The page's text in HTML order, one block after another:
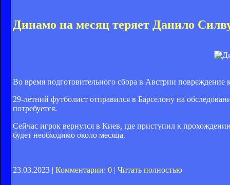
Динамо на месяц теряет Данило
Во время подготовительного сбора в Австрии
29-летний футболист отправился в Барселону на
потребуется.
Сейчас игрок вернулся в Киев, где приступил к
будет необходимо около месяца.
23.03.2023 | Комментарии: 0 Читать полностью